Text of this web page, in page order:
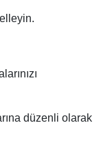
düzenli olarak